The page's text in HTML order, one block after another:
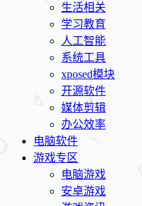
生活相关
学习教育
人工智能
系统工具
xposed模块
开源软件
媒体剪辑
办公效率
电脑软件
游戏专区
电脑游戏
安卓游戏